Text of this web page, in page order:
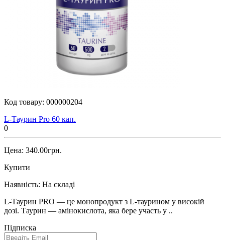
Код товару: 000000204
L-Таурин Pro 60 кап.
0
Цена: 340.00грн.
Купити
Наявність: На складі
L-Таурин PRO — це монопродукт з L-таурином у високій
дозі. Таурин — амінокислота, яка бере участь у ..
Підписка